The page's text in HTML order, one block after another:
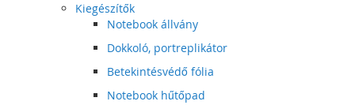
Kiegészítők
Notebook állvány
Dokkoló, portreplikátor
Betekintésvédő fólia
Notebook hűtőpad